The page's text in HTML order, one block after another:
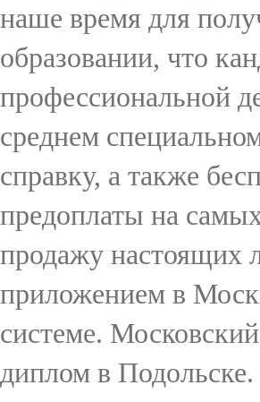
наше время для
образовании, что
профессиональной
среднем
справку, а также
предоплаты на
продажу настоящих
приложением в
системе.
диплом в Подольске.